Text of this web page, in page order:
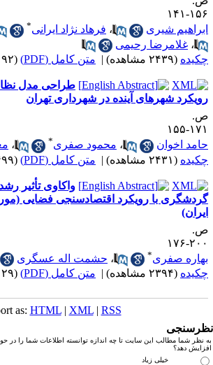
۱۴۱
شیری
،فرهاد نژاد ایرانی
،غلامرضا رحیمی
(۲۴۳۹ مشاهده) | متن کامل (PDF) (۱۰۹۲ دریافت)
طراحی مدل نظام
شهرهای آینده در شهرداری تهران
۱۵۵
اخوان
،محمود صفری ،
(۲۴۳۱ مشاهده) | متن کامل (PDF) (۱۴۹۹ دریافت)
واکاوی تأثیر
با رویکرد اقتصادسنجی فضایی
۱۷۶
صفری
،حشمت ‎اله عسگری
(۲۳۹۴ مشاهده) | متن کامل (PDF) (۱۰۲۹ دریافت)
as:HTML |XML|RSS
نظر شما مطالب این سایت تا چه اندازه توانسته اطلاعات شما را در
دهد؟
خیلی زیاد